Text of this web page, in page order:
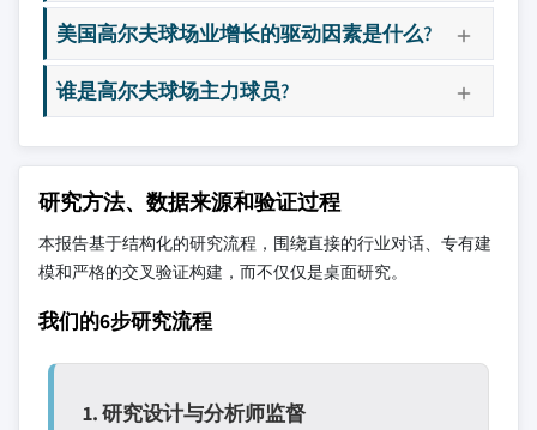
美国高尔夫球场业增长的驱动因素是什么?
谁是高尔夫球场主力球员?
研究方法、数据来源和验证过程
本报告基于结构化的研究流程，围绕直接的行业对话、专有建
模和严格的交叉验证构建，而不仅仅是桌面研究。
我们的6步研究流程
1. 研究设计与分析师监督